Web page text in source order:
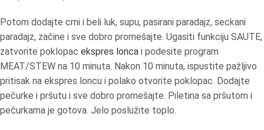
Potom dodajte crni i beli luk, supu, pasirani paradajz, seckani
paradajz, začine i sve dobro promešajte. Ugasiti funkciju SAUTE,
zatvorite poklopac ekspres lonca i podesite program
MEAT/STEW na 10 minuta. Nakon 10 minuta, ispustite pažljivo
pritisak na ekspres loncu i polako otvorite poklopac. Dodajte
pečurke i pršutu i sve dobro promešajte. Piletina sa pršutom i
pečurkama je gotova. Jelo poslužite toplo.